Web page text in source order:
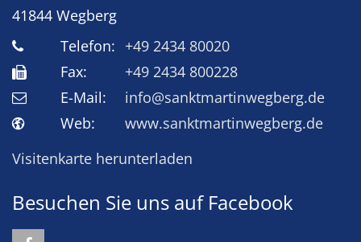
41844 Wegberg
Telefon: +49 2434 80020
Fax:
+49 2434 800228
E-Mail:
info@sanktmartinwegberg.de
Web:
www.sanktmartinwegberg.de
Visitenkarte herunterladen
Besuchen Sie uns auf Facebook